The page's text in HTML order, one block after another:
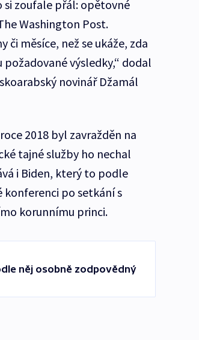
si zoufale přál: opětovné
Washington Post.
měsíce, než se ukáže, zda
výsledky,“ dodal
novinář Džamál
2018 byl zavražděn na
tajné služby ho nechal
i Biden, který to podle
konferenci po setkání s
korunnímu princi.
něj osobně zodpovědný